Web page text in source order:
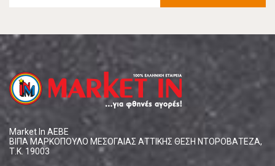
Market In ΑΕΒΕ
ΒΙΠΑ ΜΑΡΚΟΠΟΥΛΟ ΜΕΣΟΓΑΙΑΣ ΑΤΤΙΚΗΣ ΘΕΣΗ ΝΤΟΡΟΒΑΤΕΖΑ,
Τ.Κ. 19003